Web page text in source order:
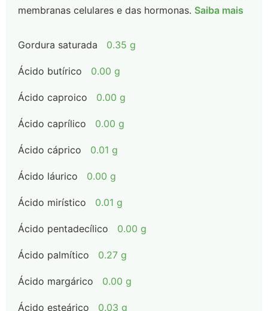
membranas celulares e das hormonas. Saiba mais
Gordura saturada 0.35 g
Ácido butírico 0.00 g
Ácido caproico 0.00 g
Ácido caprílico 0.00 g
Ácido cáprico 0.01 g
Ácido láurico 0.00 g
Ácido mirístico 0.01 g
Ácido pentadecílico 0.00 g
Ácido palmítico 0.27 g
Ácido margárico 0.00 g
Ácido esteárico 0.03 g